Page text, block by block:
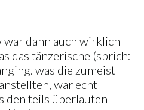
dann auch wirklich
das tänzerische (sprich:
was die zumeist
war echt
den teils überlauten